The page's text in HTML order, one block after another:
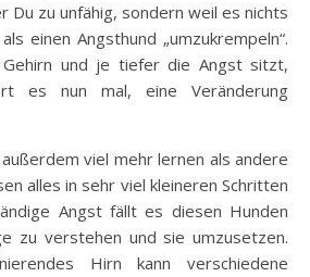
Du zu unfähig, sondern weil es nichts
einen Angsthund „umzukrempeln“.
und je tiefer die Angst sitzt,
es nun mal, eine Veränderung
viel mehr lernen als andere
alles in sehr viel kleineren Schritten
Angst fällt es diesen Hunden
zu verstehen und sie umzusetzen.
Hirn kann verschiedene